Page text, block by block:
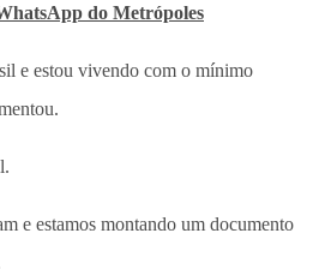
do Metrópoles
e estou vivendo com o mínimo
e estamos montando um documento